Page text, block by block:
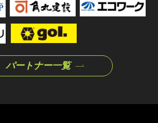
パートナー一覧